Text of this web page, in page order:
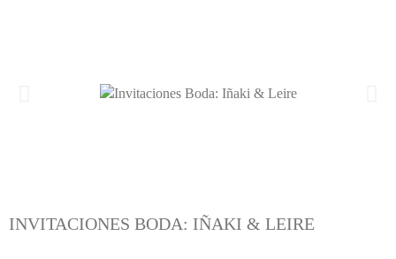
INVITACIONES BODA: IÑAKI & LEIRE